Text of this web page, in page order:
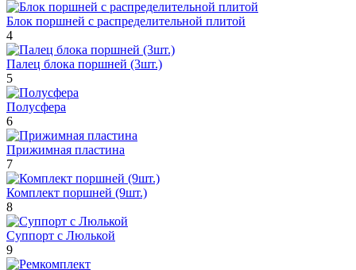
Блок поршней c распределительной плитой
4
Палец блока поршней (3шт.)
5
Полусфера
6
Прижимная пластина
7
Комплект поршней (9шт.)
8
Суппорт с Люлькой
9